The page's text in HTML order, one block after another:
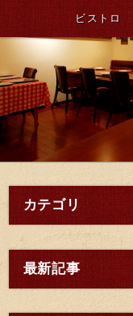
ビストロ
カテゴリ
最新記事